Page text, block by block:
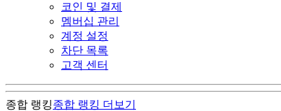
코인 및 결제
멤버십 관리
계정 설정
차단 목록
고객 센터
종합 랭킹종합 랭킹 더보기